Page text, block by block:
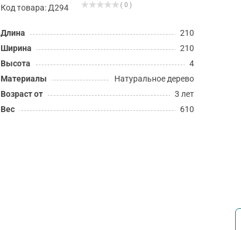
Код товара: Д294 ( 0 )
Длина
210
Ширина
210
Высота
4
Материалы
Натуральное дерево
Возраст от
3 лет
Вес
610